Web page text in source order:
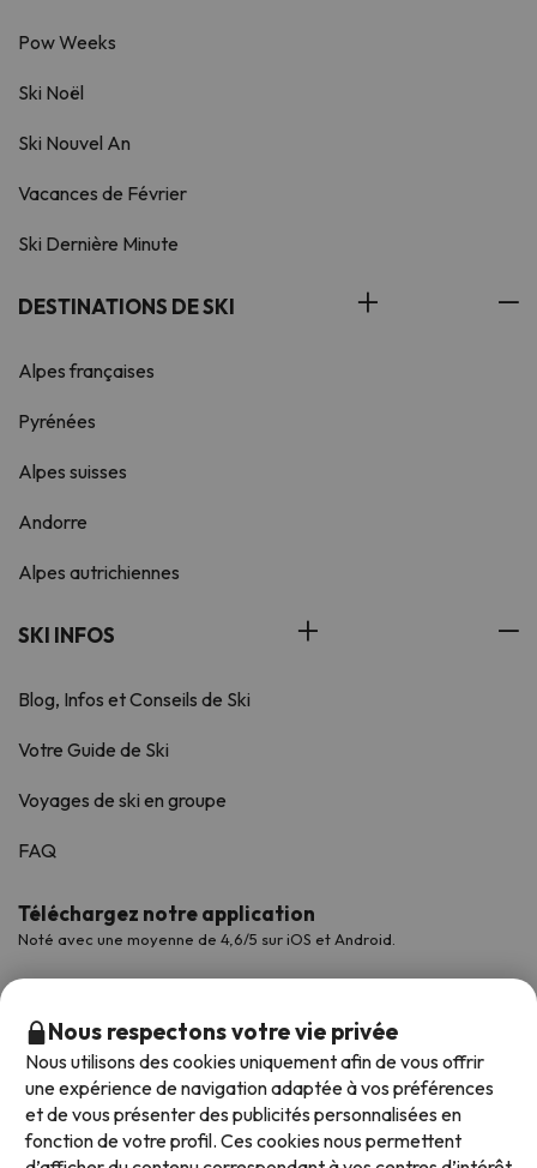
Pow Weeks
Ski Noël
Ski Nouvel An
Vacances de Février
Ski Dernière Minute
DESTINATIONS DE SKI
Alpes françaises
Pyrénées
Alpes suisses
Andorre
Alpes autrichiennes
SKI INFOS
Blog, Infos et Conseils de Ski
Votre Guide de Ski
Voyages de ski en groupe
FAQ
Téléchargez notre application
Noté avec une moyenne de 4,6/5 sur iOS et Android.
Nous respectons votre vie privée
Nous utilisons des cookies uniquement afin de vous offrir
une expérience de navigation adaptée à vos préférences
et de vous présenter des publicités personnalisées en
fonction de votre profil. Ces cookies nous permettent